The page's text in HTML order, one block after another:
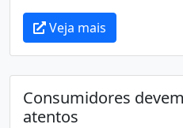
Veja mais
Consumidores
atentos